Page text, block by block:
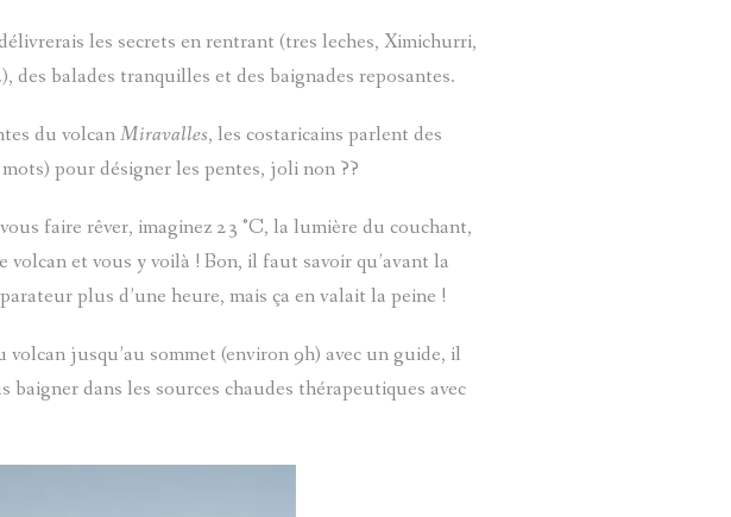
les secrets en rentrant (tres leches, Ximichurri,
des balades tranquilles et des baignades reposantes.
du volcanMiravalles, les costaricains parlent des
pour désigner les pentes, joli non ??
faire rêver, imaginez 23 °C, la lumière du couchant,
et vous y voilà ! Bon, il faut savoir qu’avant la
plus d’une heure, mais ça en valait la peine !
jusqu’au sommet (environ 9h) avec un guide, il
baigner dans les sources chaudes thérapeutiques avec